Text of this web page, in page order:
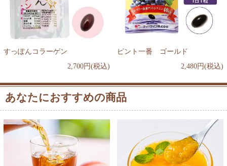
すっぽんコラーゲン
2,700円(税込)
ピント一番 ゴールド
2,480円(税込)
あなたにおすすめの商品